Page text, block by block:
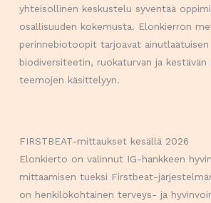
yhteisöllinen keskustelu syventää
osallisuuden kokemusta. Elonkierron
perinnebiotoopit tarjoavat
biodiversiteetin, ruokaturvan ja kestävän
teemojen käsittelyyn.
FIRSTBEAT-mittaukset kesällä 2026
Elonkierto on valinnut IG-hankkeen
mittaamisen tueksi Firstbeat-
on henkilökohtainen terveys- ja